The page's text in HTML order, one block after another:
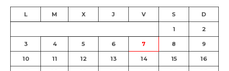
L M X J V S D
1 2
3 4 5 6 7 8 9
10 11 12 13 14 15 16